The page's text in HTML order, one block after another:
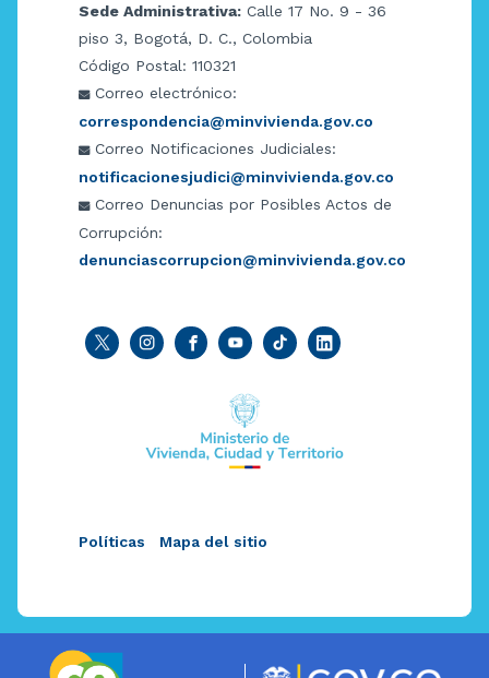
Sede Administrativa: Calle 17 No. 9 - 36
piso 3, Bogotá, D. C., Colombia
Código Postal: 110321
Correo electrónico:
correspondencia@minvivienda.gov.co
Correo Notificaciones Judiciales:
notificacionesjudici@minvivienda.gov.co
Correo Denuncias por Posibles Actos de
Corrupción:
denunciascorrupcion@minvivienda.gov.co
Políticas Mapa del sitio